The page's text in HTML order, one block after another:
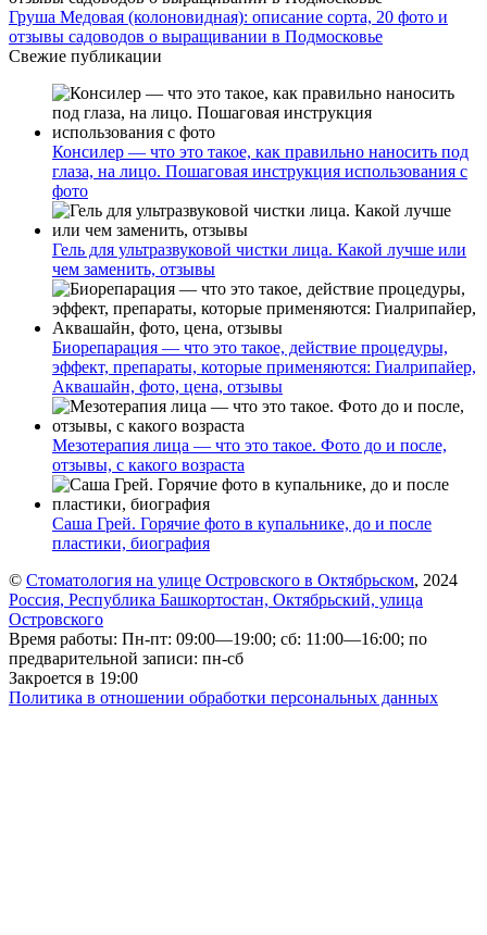
Груша Медовая (колоновидная): описание сорта, 20 фото и
отзывы садоводов о выращивании в Подмосковье
Свежие публикации
Консилер — что это такое, как правильно наносить под
глаза, на лицо. Пошаговая инструкция использования с
фото
Гель для ультразвуковой чистки лица. Какой лучше или
чем заменить, отзывы
Биорепарация — что это такое, действие процедуры,
эффект, препараты, которые применяются: Гиалрипайер,
Аквашайн, фото, цена, отзывы
Мезотерапия лица — что это такое. Фото до и после,
отзывы, с какого возраста
Саша Грей. Горячие фото в купальнике, до и после
пластики, биография
© Стоматология на улице Островского в Октябрьском, 2024
Россия, Республика Башкортостан, Октябрьский, улица
Островского
Время работы: Пн-пт: 09:00—19:00; сб: 11:00—16:00; по
предварительной записи: пн-сб
Закроется в 19:00
Политика в отношении обработки персональных данных